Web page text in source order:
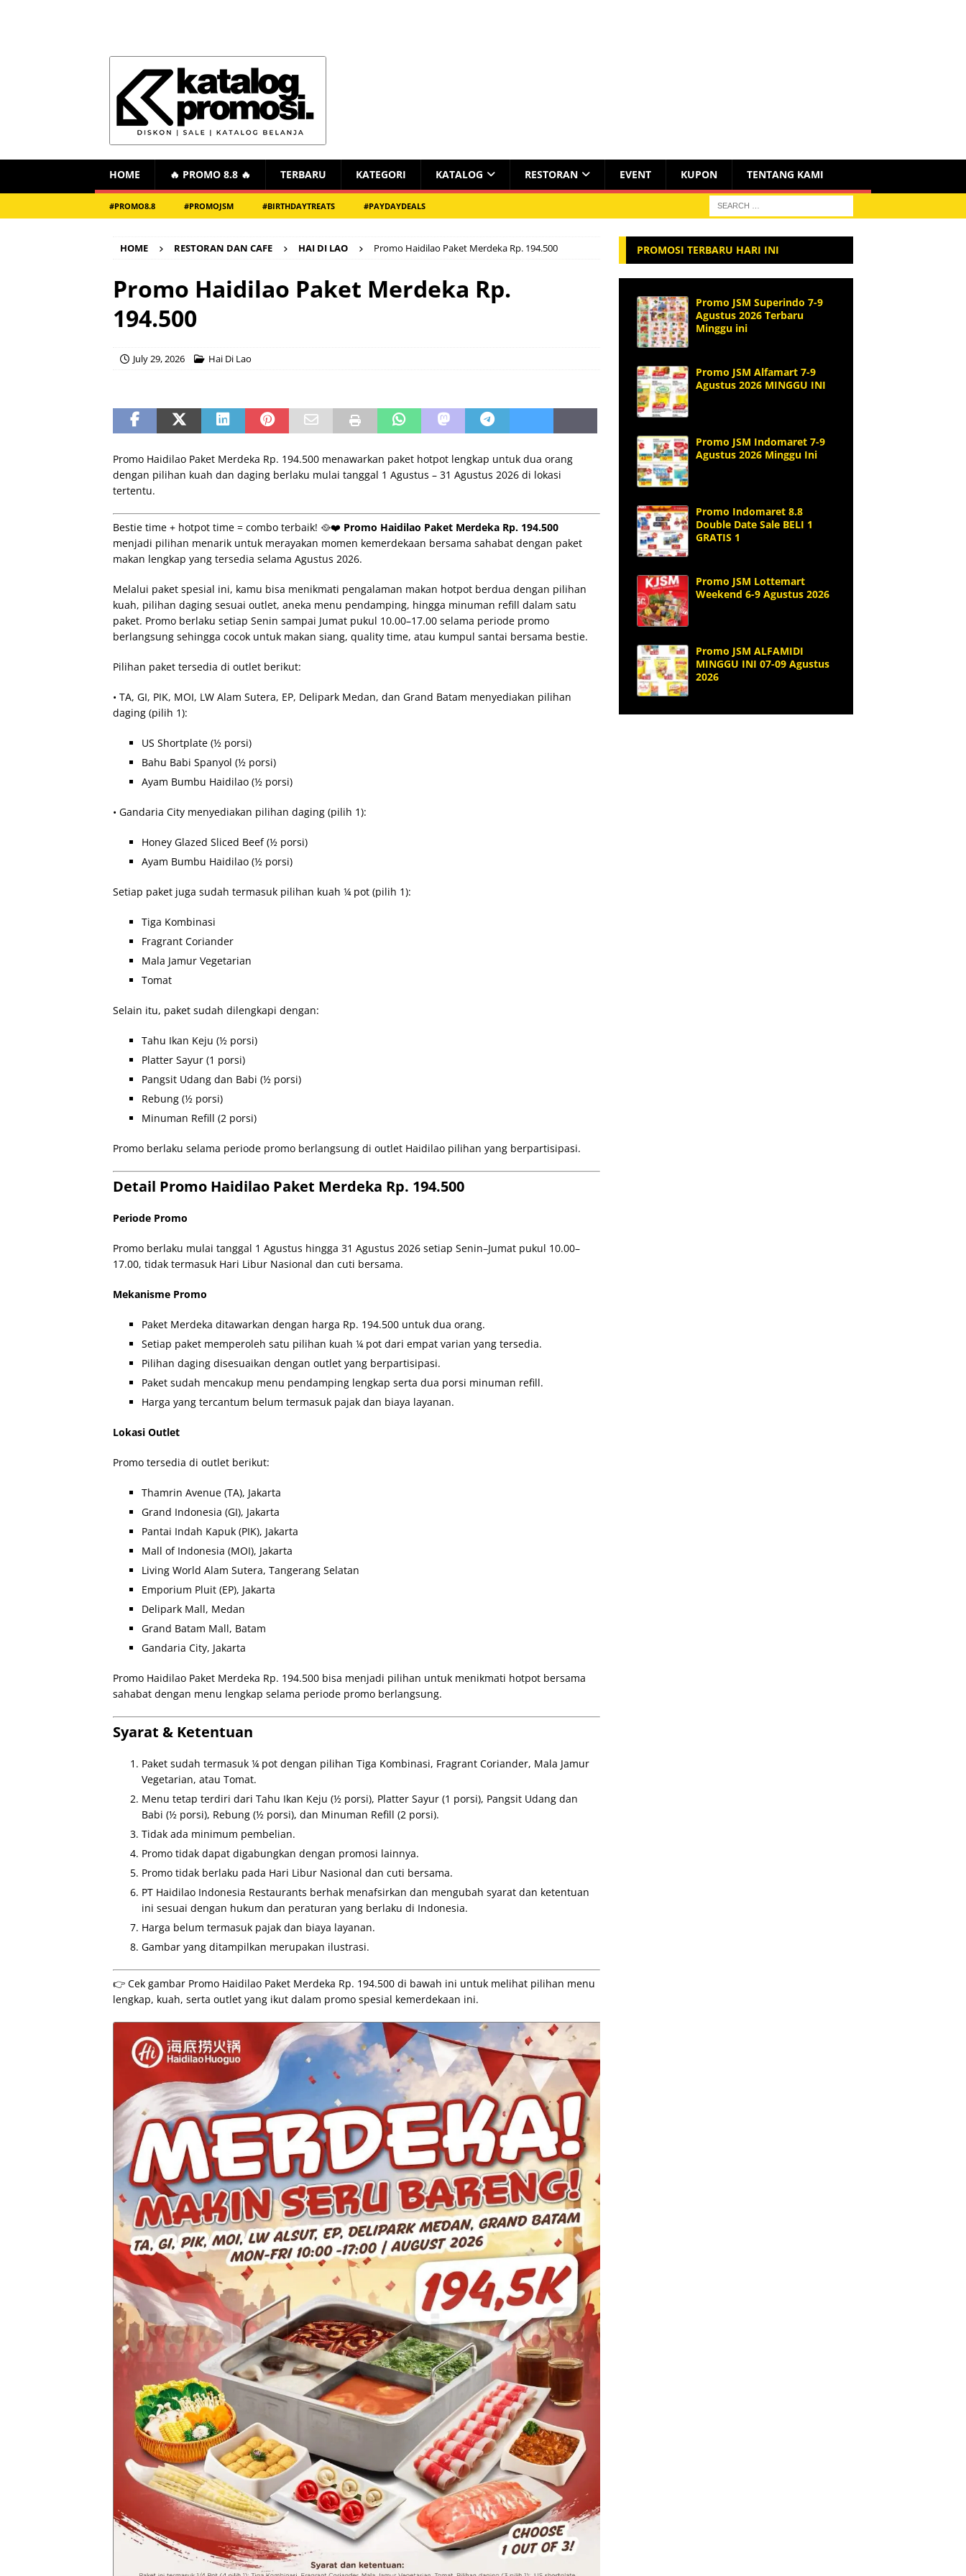
HOME 🔥 PROMO 8.8 🔥 TERBARU KATEGORI KATALOG RESTORAN EVENT KUPON TENTANG KAMI
#PROMO8.8 #PROMOJSM #BIRTHDAYTREATS #PAYDAYDEALS
HOME RESTORAN DAN CAFE HAI DI LAO Promo Haidilao Paket Merdeka Rp. 194.500
Promo Haidilao Paket Merdeka Rp.
194.500
July 29, 2026 Hai Di Lao
Promo Haidilao Paket Merdeka Rp. 194.500 menawarkan paket hotpot lengkap untuk dua orang
dengan pilihan kuah dan daging berlaku mulai tanggal 1 Agustus – 31 Agustus 2026 di lokasi
tertentu.
Bestie time + hotpot time = combo terbaik! 🥘❤️ Promo Haidilao Paket Merdeka Rp. 194.500
menjadi pilihan menarik untuk merayakan momen kemerdekaan bersama sahabat dengan paket
makan lengkap yang tersedia selama Agustus 2026.
Melalui paket spesial ini, kamu bisa menikmati pengalaman makan hotpot berdua dengan pilihan
kuah, pilihan daging sesuai outlet, aneka menu pendamping, hingga minuman refill dalam satu
paket. Promo berlaku setiap Senin sampai Jumat pukul 10.00–17.00 selama periode promo
berlangsung sehingga cocok untuk makan siang, quality time, atau kumpul santai bersama bestie.
Pilihan paket tersedia di outlet berikut:
• TA, GI, PIK, MOI, LW Alam Sutera, EP, Delipark Medan, dan Grand Batam menyediakan pilihan
daging (pilih 1):
US Shortplate (½ porsi)
Bahu Babi Spanyol (½ porsi)
Ayam Bumbu Haidilao (½ porsi)
• Gandaria City menyediakan pilihan daging (pilih 1):
Honey Glazed Sliced Beef (½ porsi)
Ayam Bumbu Haidilao (½ porsi)
Setiap paket juga sudah termasuk pilihan kuah ¼ pot (pilih 1):
Tiga Kombinasi
Fragrant Coriander
Mala Jamur Vegetarian
Tomat
Selain itu, paket sudah dilengkapi dengan:
Tahu Ikan Keju (½ porsi)
Platter Sayur (1 porsi)
Pangsit Udang dan Babi (½ porsi)
Rebung (½ porsi)
Minuman Refill (2 porsi)
Promo berlaku selama periode promo berlangsung di outlet Haidilao pilihan yang berpartisipasi.
Detail Promo Haidilao Paket Merdeka Rp. 194.500
Periode Promo
Promo berlaku mulai tanggal 1 Agustus hingga 31 Agustus 2026 setiap Senin–Jumat pukul 10.00–
17.00, tidak termasuk Hari Libur Nasional dan cuti bersama.
Mekanisme Promo
Paket Merdeka ditawarkan dengan harga Rp. 194.500 untuk dua orang.
Setiap paket memperoleh satu pilihan kuah ¼ pot dari empat varian yang tersedia.
Pilihan daging disesuaikan dengan outlet yang berpartisipasi.
Paket sudah mencakup menu pendamping lengkap serta dua porsi minuman refill.
Harga yang tercantum belum termasuk pajak dan biaya layanan.
Lokasi Outlet
Promo tersedia di outlet berikut:
Thamrin Avenue (TA), Jakarta
Grand Indonesia (GI), Jakarta
Pantai Indah Kapuk (PIK), Jakarta
Mall of Indonesia (MOI), Jakarta
Living World Alam Sutera, Tangerang Selatan
Emporium Pluit (EP), Jakarta
Delipark Mall, Medan
Grand Batam Mall, Batam
Gandaria City, Jakarta
Promo Haidilao Paket Merdeka Rp. 194.500 bisa menjadi pilihan untuk menikmati hotpot bersama
sahabat dengan menu lengkap selama periode promo berlangsung.
Syarat & Ketentuan
Paket sudah termasuk ¼ pot dengan pilihan Tiga Kombinasi, Fragrant Coriander, Mala Jamur
Vegetarian, atau Tomat.
Menu tetap terdiri dari Tahu Ikan Keju (½ porsi), Platter Sayur (1 porsi), Pangsit Udang dan
Babi (½ porsi), Rebung (½ porsi), dan Minuman Refill (2 porsi).
Tidak ada minimum pembelian.
Promo tidak dapat digabungkan dengan promosi lainnya.
Promo tidak berlaku pada Hari Libur Nasional dan cuti bersama.
PT Haidilao Indonesia Restaurants berhak menafsirkan dan mengubah syarat dan ketentuan
ini sesuai dengan hukum dan peraturan yang berlaku di Indonesia.
Harga belum termasuk pajak dan biaya layanan.
Gambar yang ditampilkan merupakan ilustrasi.
👉 Cek gambar Promo Haidilao Paket Merdeka Rp. 194.500 di bawah ini untuk melihat pilihan menu
lengkap, kuah, serta outlet yang ikut dalam promo spesial kemerdekaan ini.
PROMOSI TERBARU HARI INI
Promo JSM Superindo 7-9
Agustus 2026 Terbaru
Minggu ini
Promo JSM Alfamart 7-9
Agustus 2026 MINGGU INI
Promo JSM Indomaret 7-9
Agustus 2026 Minggu Ini
Promo Indomaret 8.8
Double Date Sale BELI 1
GRATIS 1
Promo JSM Lottemart
Weekend 6-9 Agustus 2026
Promo JSM ALFAMIDI
MINGGU INI 07-09 Agustus
2026